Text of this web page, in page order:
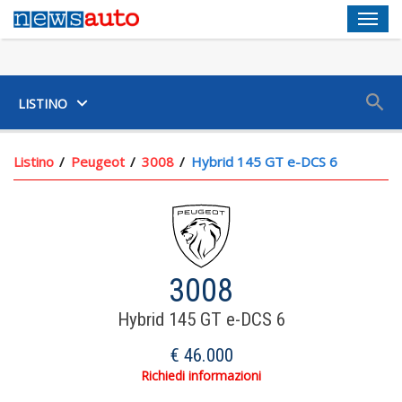
LISTINO
Listino Peugeot 3008 Hybrid 145 GT e-DCS 6
3008
Hybrid 145 GT e-DCS 6
€ 46.000
Richiedi informazioni